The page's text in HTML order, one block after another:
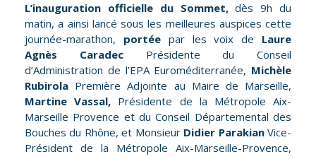
L’inauguration officielle du Sommet,dès 9h du
matin, a ainsi lancé sous les meilleures auspices cette
journée-marathon, portée par les voix de Laure
Agnès CaradecPrésidente du Conseil
d’Administration de l’EPA Euroméditerranée, Michèle
Rubirola Première Adjointe au Maire de Marseille,
Martine Vassal, Présidente de la Métropole Aix-
Marseille Provence et du Conseil Départemental des
Bouches du Rhône, et Monsieur Didier ParakianVice-
Président de la Métropole Aix-Marseille-Provence,